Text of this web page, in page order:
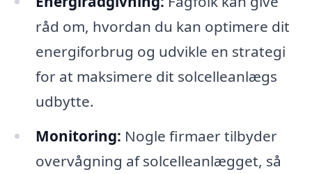
råd om, hvordan du kan optimere dit
energiforbrug og udvikle en strategi
for at maksimere dit solcelleanlægs
udbytte.
Monitoring: Nogle firmaer tilbyder
overvågning af solcelleanlægget, så